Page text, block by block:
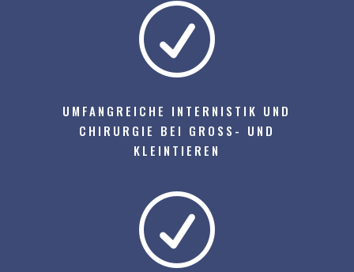
R
UMFANGREICHE INTERNISTIK UND
CHIRURGIE BEI GROSS- UND K
LEINTIEREN
R